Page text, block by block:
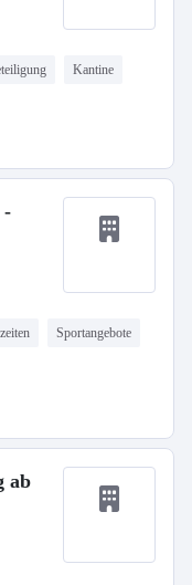
Kantine
-
Sportangebote
ab